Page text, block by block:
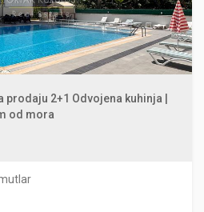
prodaju 2+1 Odvojena kuhinja |
od mora